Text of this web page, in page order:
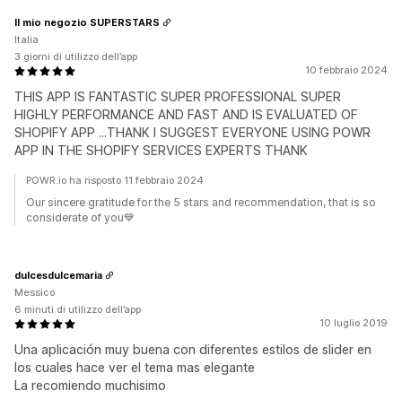
10 febbraio 2024
THIS APP IS FANTASTIC SUPER PROFESSIONAL SUPER
HIGHLY PERFORMANCE AND FAST AND IS EVALUATED OF
SHOPIFY APP ...THANK I SUGGEST EVERYONE USING POWR
APP IN THE SHOPIFY SERVICES EXPERTS THANK
Il mio negozio SUPERSTARS
Italia
3 giorni di utilizzo dell’app
POWR.io ha risposto 11 febbraio 2024
Our sincere gratitude for the 5 stars and recommendation, that is so
considerate of you💙️
10 luglio 2019
Una aplicación muy buena con diferentes estilos de slider en
los cuales hace ver el tema mas elegante
La recomiendo muchisimo
dulcesdulcemaria
Messico
6 minuti di utilizzo dell’app